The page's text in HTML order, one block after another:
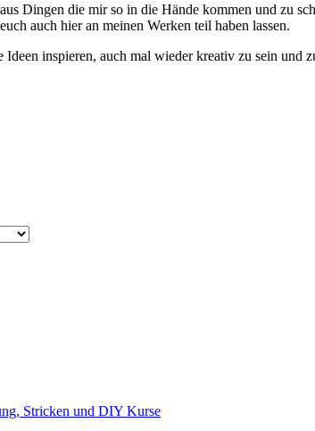
Dingen die mir so in die Hände kommen und zu
auch hier an meinen Werken teil haben lassen.
inspieren, auch mal wieder kreativ zu sein und